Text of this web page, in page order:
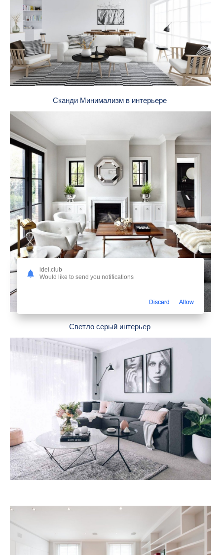
Сканди Минимализм в интерьере
Светло серый интерьер
idei.club
Would like to send you notifications
Discard Allow